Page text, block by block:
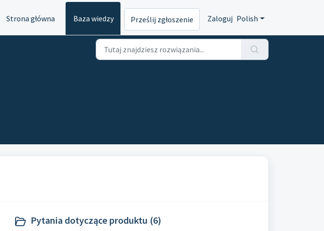
Strona główna Baza wiedzy Prześlij zgłoszenie Zaloguj Polish
Pytania dotyczące produktu (6)